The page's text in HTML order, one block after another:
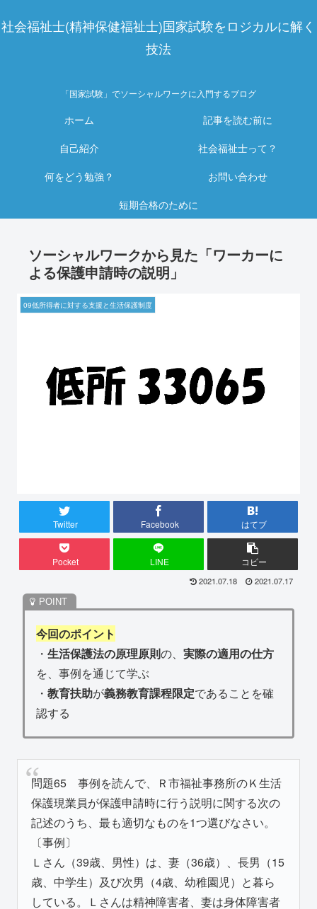
社会福祉士(精神保健福祉士)国家試験をロジカルに解く
技法
「国家試験」でソーシャルワークに入門するブログ
ホーム
記事を読む前に
自己紹介
社会福祉士って？
何をどう勉強？
お問い合わせ
短期合格のために
ソーシャルワークから見た「ワーカーに
よる保護申請時の説明」
09低所得者に対する支援と生活保護制度
Twitter Facebook はてブ
Pocket LINE コピー
2021.07.18 2021.07.17
今回のポイント
・ 生活保護法の原理原則の、 実際の適用の仕方
を、事例を通じて学ぶ
・ 教育扶助が義務教育課程限定であることを確
認する
問題65 事例を読んで、Ｒ市福祉事務所のＫ生活
保護現業員が保護申請時に行う説明に関する次の
記述のうち、最も適切なものを1つ選びなさい。
〔事例〕
Ｌさん（39歳、男性）は、妻（36歳）、長男（15
歳、中学生）及び次男（4歳、幼稚園児）と暮ら
している。Ｌさんは精神障害者、妻は身体障害者